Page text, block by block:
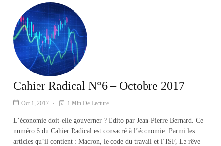
Cahier Radical N°6 – Octobre 2017
Oct 1, 2017 1 Min De Lecture
L’économie doit-elle gouverner ? Edito par Jean-Pierre Bernard. Ce
numéro 6 du Cahier Radical est consacré à l’économie. Parmi les
articles qu’il contient : Macron, le code du travail et l‘ISF, Le rêve